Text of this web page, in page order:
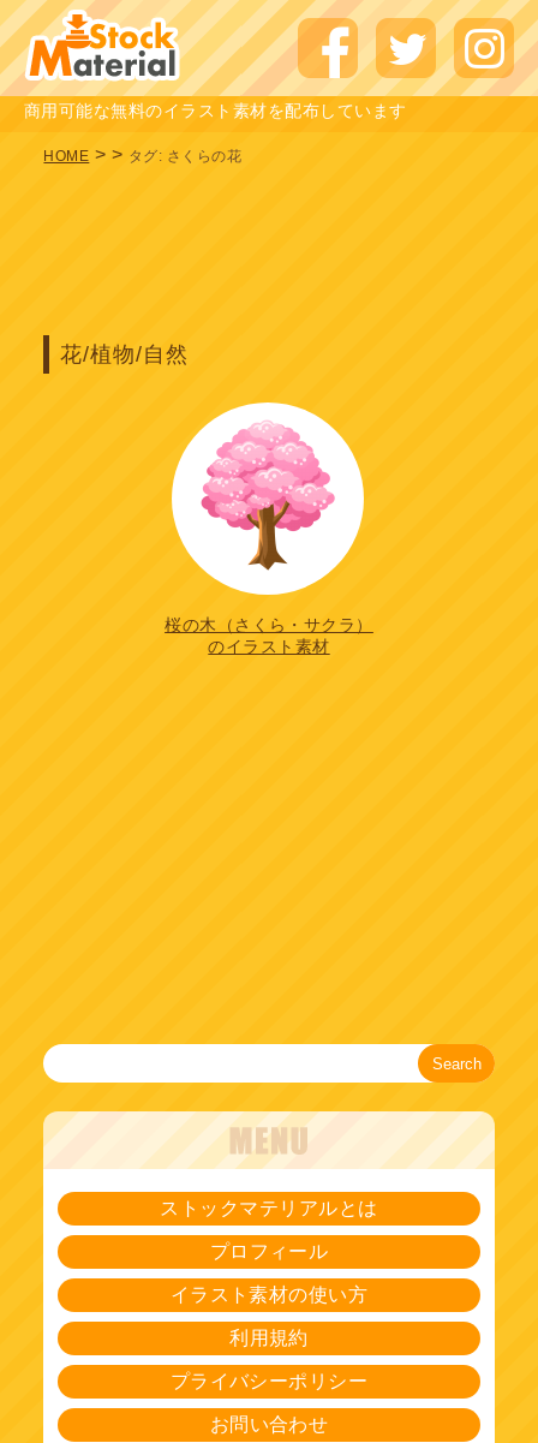
商用可能な無料のイラスト素材を配布しています
HOME > > タグ: さくらの花
花/植物/自然
桜の木（さくら・サクラ）
のイラスト素材
Search
ストックマテリアルとは
プロフィール
イラスト素材の使い方
利用規約
プライバシーポリシー
お問い合わせ